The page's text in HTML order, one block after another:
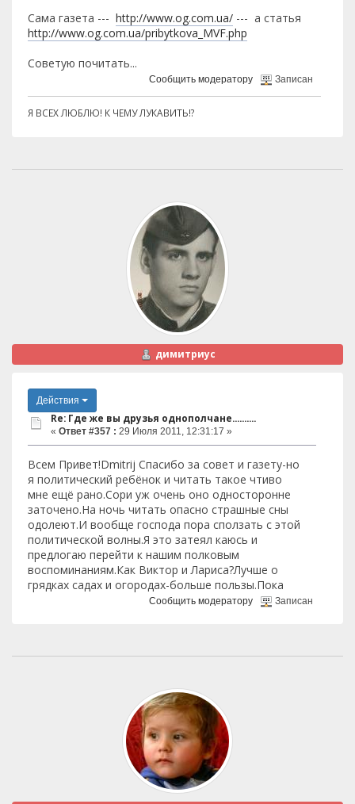
Сама газета --- http://www.og.com.ua/ --- а статья
http://www.og.com.ua/pribytkova_MVF.php
Советую почитать...
Сообщить модератору Записан
Я ВСЕХ ЛЮБЛЮ! К ЧЕМУ ЛУКАВИТЬ!?
димитриус
Действия
Re: Где же вы друзья однополчане..........
« Ответ #357 : 29 Июля 2011, 12:31:17 »
Всем Привет!Dmitrij Спасибо за совет и газету-но
я политический ребёнок и читать такое чтиво
мне ещё рано.Сори уж очень оно односторонне
заточено.На ночь читать опасно страшные сны
одолеют.И вообще господа пора сползать с этой
политической волны.Я это затеял каюсь и
предлогаю перейти к нашим полковым
воспоминаниям.Как Виктор и Лариса?Лучше о
грядках садах и огородах-больше пользы.Пока
Сообщить модератору Записан